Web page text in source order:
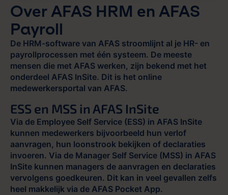
Over AFAS HRM en AFAS
Payroll
De HRM-software van AFAS stroomlijnt al je HR- en
payrollprocessen met één systeem. De meeste
mensen die met AFAS werken, zijn bekend met het
onderdeel AFAS InSite. Dit is het online
medewerkersportal van AFAS.
ESS en MSS in AFAS InSite
Via de Employee Self Service (ESS) in AFAS InSite
kunnen medewerkers bijvoorbeeld hun verlof
aanvragen, hun loonstrook bekijken of declaraties
invoeren. Via de Manager Self Service (MSS) in AFAS
InSite kunnen managers de aanvragen en declaraties
vervolgens goedkeuren. Dit kan in veel gevallen zelfs
heel makkelijk via de AFAS Pocket App.